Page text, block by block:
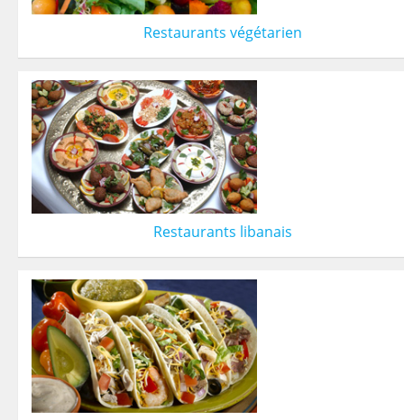
Restaurants végétarien
Restaurants libanais